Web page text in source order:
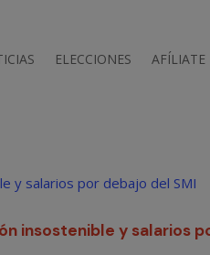
ELECCIONES AFÍLIATE
insostenible y salarios